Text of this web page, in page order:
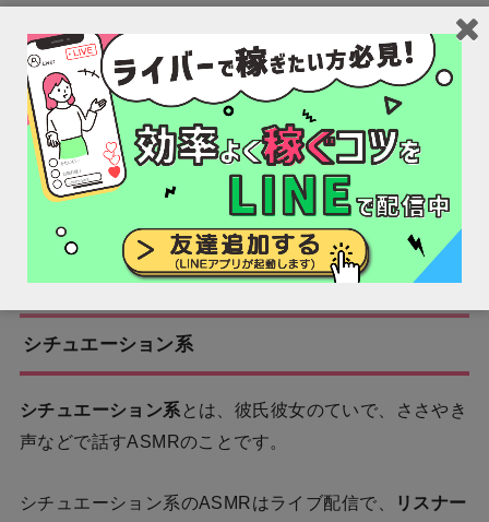
ですが、ASMRのネタ
としては上位に君臨するくらい人気です。
スライムが出す独特の音、そして不規則になる音がリス
ナーの耳を心地よくさせます。
スライムは自分で作ることも可能なので、自作のスライ
ムを作って
自分なりの音を出すようにすれば、他のライ
バーとも差をつけられます。
シチュエーション系
シチュエーション系 とは、彼氏彼女のていで、ささやき
声などで話すASMRのことです。
シチュエーション系のASMRはライブ配信で、
リスナー